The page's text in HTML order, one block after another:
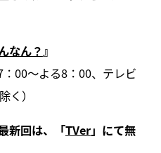
なん？』
00～よる8：00、テレビ
）
新回は、「TVer」にて無